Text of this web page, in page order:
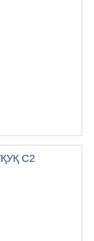
С2